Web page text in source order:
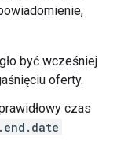
być wcześniej
oferty.
czas